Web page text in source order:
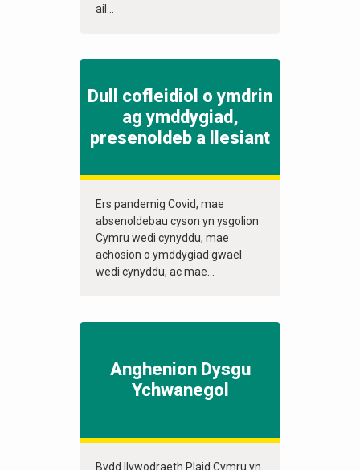
ail...
Dull cofleidiol o ymdrin
ag ymddygiad,
presenoldeb a llesiant
Ers pandemig Covid, mae
absenoldebau cyson yn ysgolion
Cymru wedi cynyddu, mae
achosion o ymddygiad gwael
wedi cynyddu, ac mae...
Anghenion Dysgu
Ychwanegol
Bydd llywodraeth Plaid Cymru yn